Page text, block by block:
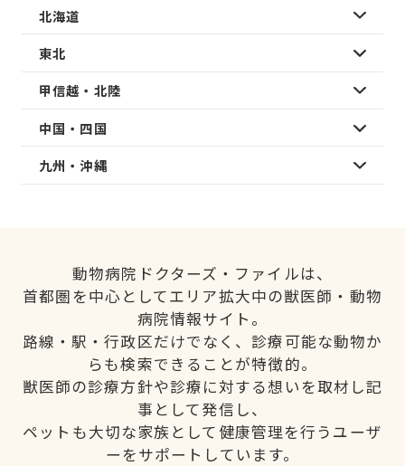
北海道
東北
甲信越・北陸
中国・四国
九州・沖縄
動物病院ドクターズ・ファイルは、
首都圏を中心としてエリア拡大中の獣医師・動物
病院情報サイト。
路線・駅・行政区だけでなく、診療可能な動物か
らも検索できることが特徴的。
獣医師の診療方針や診療に対する想いを取材し記
事として発信し、
ペットも大切な家族として健康管理を行うユーザ
ーをサポートしています。